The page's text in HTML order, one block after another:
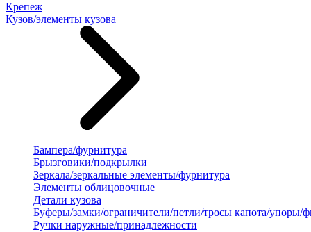
Крепеж
Кузов/элементы кузова
Бампера/фурнитура
Брызговики/подкрылки
Зеркала/зеркальные элементы/фурнитура
Элементы облицовочные
Детали кузова
Буферы/замки/ограничители/петли/тросы капота/упоры/
Ручки наружные/принадлежности